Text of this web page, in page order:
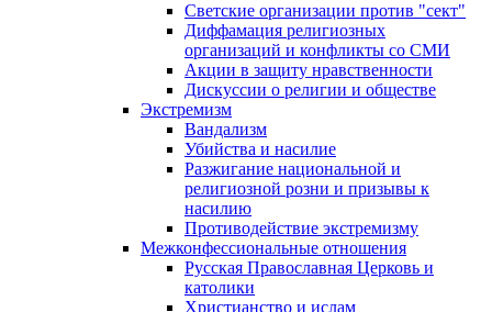
Светские организации против "сект"
Диффамация религиозных
организаций и конфликты со СМИ
Акции в защиту нравственности
Дискуссии о религии и обществе
Экстремизм
Вандализм
Убийства и насилие
Разжигание национальной и
религиозной розни и призывы к
насилию
Противодействие экстремизму
Межконфессиональные отношения
Русская Православная Церковь и
католики
Христианство и ислам